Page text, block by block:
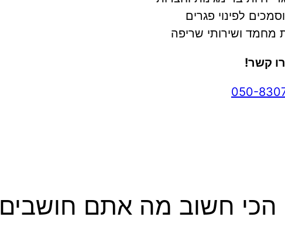
לפינוי פגרים
מחמד ושירותי שריפה
קשר!
050-
הכי חשוב מה אתם חושבים